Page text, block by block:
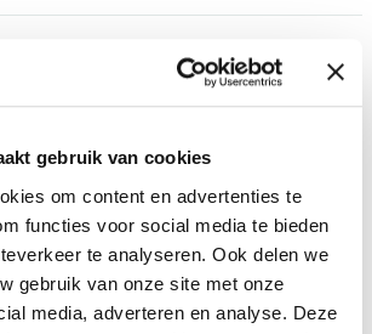
gebruik van cookies
om content en advertenties te
functies voor social media te bieden
te analyseren. Ook delen we
gebruik van onze site met onze
media, adverteren en analyse. Deze
Українська
Lees voor